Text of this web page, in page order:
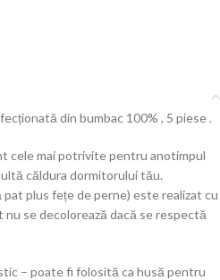
din bumbac 100% , 5 piese .
cele mai potrivite pentru anotimpul
căldura dormitorului tău.
plus fețe de perne) este realizat cu
se decolorează dacă se respectă
– poate fi folosită ca husă pentru